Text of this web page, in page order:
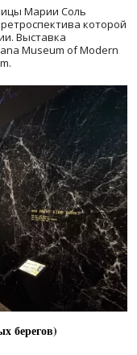
Марии Соль
которой
Выставка
Museum of Modern
берегов)